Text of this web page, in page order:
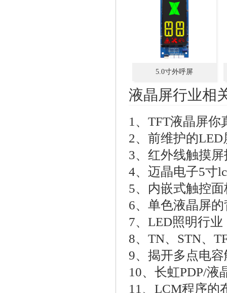
5.0寸外呼屏
液晶屏行业相
1、 TFT液晶屏你
2、 前维护的
3、 红外线触摸
4、 迈晶电子5寸
5、 内嵌式触控
6、 单色液晶屏
7、 LED照明行业
8、 TN、STN、
9、 揭开多点电
10、 长虹PDP/液
11、 LCM程序的